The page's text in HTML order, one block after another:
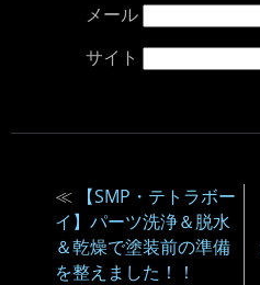
メール
サイト
≪
【SMP・テトラボー
イ】パーツ洗浄＆脱水
＆乾燥で塗装前の準備
を整えました！！